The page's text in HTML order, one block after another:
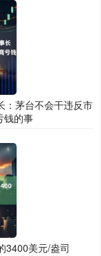
：茅台不会干违反市
钱的事
3400美元/盎司